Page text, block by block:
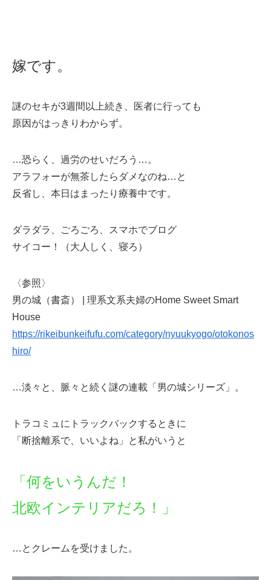
嫁です。
謎のセキが3週間以上続き、医者に行っても
原因がはっきりわからず。
…恐らく、過労のせいだろう…。
アラフォーが無茶したらダメなのね…と
反省し、本日はまったり療養中です。
ダラダラ、ごろごろ、スマホでブログ
サイコー！（大人しく、寝ろ）
〈参照〉
男の城（書斎） | 理系文系夫婦のHome Sweet Smart
House
https://rikeibunkeifufu.com/category/nyuukyogo/otokonos
hiro/
…淡々と、脈々と続く謎の連載「男の城シリーズ」。
トラコミュにトラックバックするときに
「断捨離系で、いいよね」と私がいうと
「何をいうんだ！
北欧インテリアだろ！」
…とクレームを受けました。